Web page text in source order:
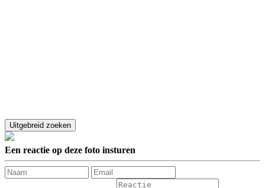
Een reactie op deze foto insturen